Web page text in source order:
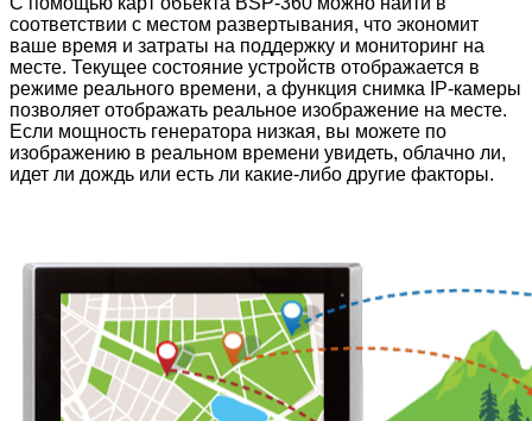
соответствии с местом развертывания, что экономит
ваше время и затраты на поддержку и мониторинг на
месте. Текущее состояние устройств отображается в
режиме реального времени, а функция снимка IP-камеры
позволяет отображать реальное изображение на месте.
Если мощность генератора низкая, вы можете по
изображению в реальном времени увидеть, облачно ли,
идет ли дождь или есть ли какие-либо другие факторы.